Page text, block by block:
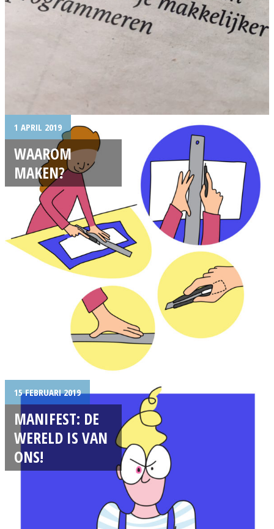
1 APRIL 2019
WAAROM
MAKEN?
15 FEBRUARI 2019
MANIFEST: DE
WERELD IS VAN
ONS!